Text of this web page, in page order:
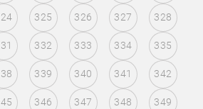
325 326 327 328
332 333 334 335
339 340 341 342
346 347 348 349